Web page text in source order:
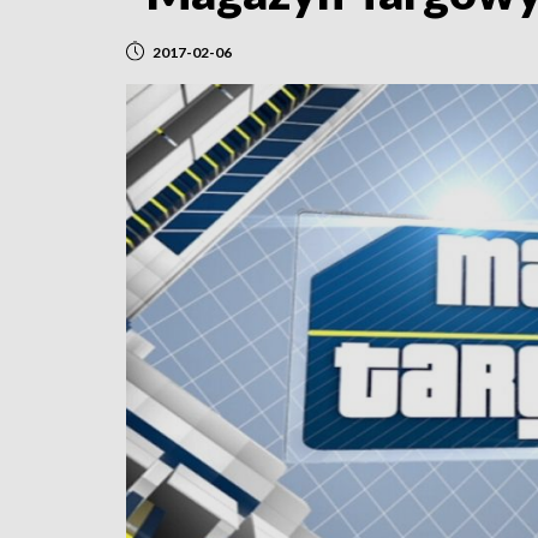
2017-02-06